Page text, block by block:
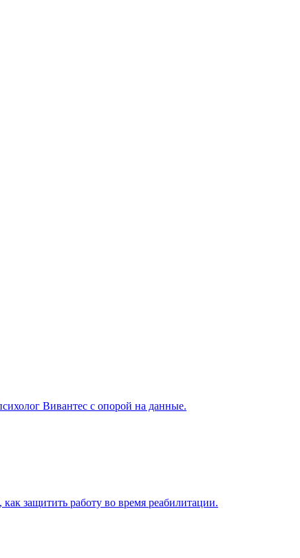
Вивантес с опорой на данные.
защитить работу во время реабилитации.